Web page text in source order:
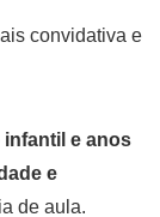
convidativa e
e anos
e
de aula.